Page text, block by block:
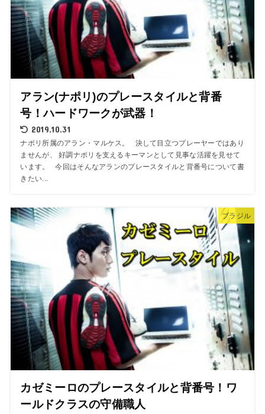
アラン(ナポリ)のプレースタイルと背番
号！ハードワークが武器！
2019.10.31
ナポリ所属のアラン・マルケス。 決して目立つプレーヤーではあり
ませんが、 好調ナポリを支えるキーマンとして見事な活躍を見せて
います。 今回はそんなアランのプレースタイルと背番号について書
きたい...
ブラジル
カゼミーロのプレースタイルと背番号！ワ
ールドクラスの守備職人